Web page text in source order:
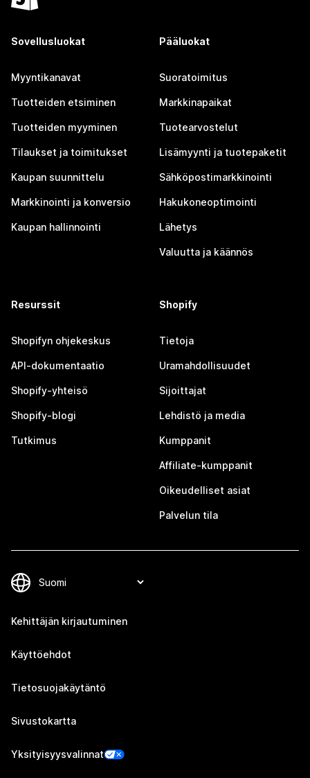
Sovellusluokat
Myyntikanavat
Tuotteiden etsiminen
Tuotteiden myyminen
Tilaukset ja toimitukset
Kaupan suunnittelu
Markkinointi ja konversio
Kaupan hallinnointi
Pääluokat
Suoratoimitus
Markkinapaikat
Tuotearvostelut
Lisämyynti ja tuotepaketit
Sähköpostimarkkinointi
Hakukoneoptimointi
Lähetys
Valuutta ja käännös
Resurssit
Shopifyn ohjekeskus
API-dokumentaatio
Shopify-yhteisö
Shopify-blogi
Tutkimus
Shopify
Tietoja
Uramahdollisuudet
Sijoittajat
Lehdistö ja media
Kumppanit
Affiliate-kumppanit
Oikeudelliset asiat
Palvelun tila
Kehittäjän kirjautuminen
Käyttöehdot
Tietosuojakäytäntö
Sivustokartta
Yksityisyysvalinnat